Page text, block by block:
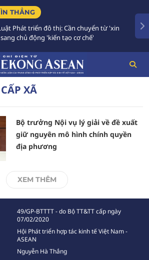
THẲNG
Phát triển đô thị: Cần chuyển từ 'xin
chủ động 'kiến tạo cơ chế'
XÃ
Bộ trưởng Nội vụ lý giải về đề xuất
giữ nguyên mô hình chính quyền
địa phương
XEM THÊM
49/GP-BTTTT - do Bộ TT&TT cấp ngày
07/02/2020
Hội Phát triển hợp tác kinh tế Việt Nam -
ASEAN
Nguyễn Hà Thắng